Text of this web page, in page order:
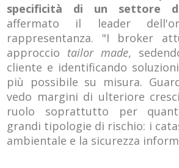
specificità di un settore
affermato il leader
rappresentanza. "I broker
approccio tailor made,
cliente e identificando
più possibile su misura.
vedo margini di ulteriore
ruolo soprattutto per
grandi tipologie di rischio: i
ambientale e la sicurezza